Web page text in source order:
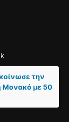
την
Μονακό με 50